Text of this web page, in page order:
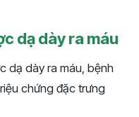
dạ dày ra máu
dạ dày ra máu, bệnh
chứng đặc trưng